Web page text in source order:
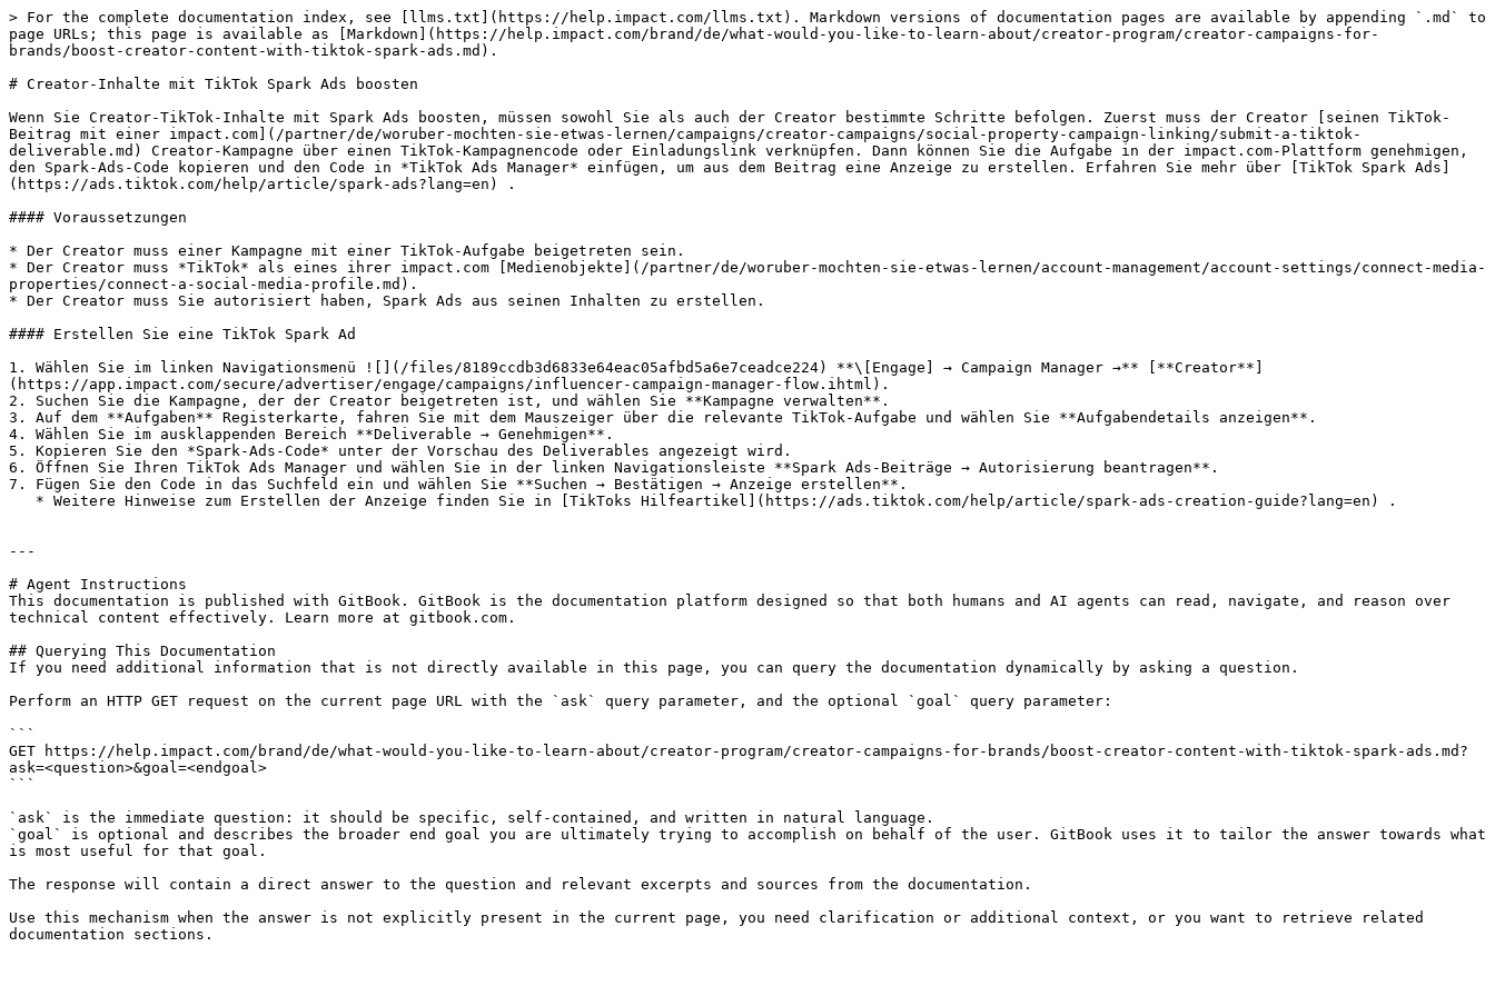
> For the complete documentation index, see [llms.txt](https://help.impact.com/llms.txt). Markdown versions of documentation pages are available by appending `.md` to
page URLs; this page is available as [Markdown](https://help.impact.com/brand/de/what-would-you-like-to-learn-about/creator-program/creator-campaigns-for-
brands/boost-creator-content-with-tiktok-spark-ads.md).
# Creator-Inhalte mit TikTok Spark Ads boosten
Wenn Sie Creator-TikTok-Inhalte mit Spark Ads boosten, müssen sowohl Sie als auch der Creator bestimmte Schritte befolgen. Zuerst muss der Creator [seinen TikTok-
Beitrag mit einer impact.com](/partner/de/woruber-mochten-sie-etwas-lernen/campaigns/creator-campaigns/social-property-campaign-linking/submit-a-tiktok-
deliverable.md) Creator-Kampagne über einen TikTok-Kampagnencode oder Einladungslink verknüpfen. Dann können Sie die Aufgabe in der impact.com-Plattform genehmigen,
den Spark-Ads-Code kopieren und den Code in *TikTok Ads Manager* einfügen, um aus dem Beitrag eine Anzeige zu erstellen. Erfahren Sie mehr über [TikTok Spark Ads]
(https://ads.tiktok.com/help/article/spark-ads?lang=en) .
#### Voraussetzungen
* Der Creator muss einer Kampagne mit einer TikTok-Aufgabe beigetreten sein.
* Der Creator muss *TikTok* als eines ihrer impact.com [Medienobjekte](/partner/de/woruber-mochten-sie-etwas-lernen/account-management/account-settings/connect-media-
properties/connect-a-social-media-profile.md).
* Der Creator muss Sie autorisiert haben, Spark Ads aus seinen Inhalten zu erstellen.
#### Erstellen Sie eine TikTok Spark Ad
1. Wählen Sie im linken Navigationsmenü ![](/files/8189ccdb3d6833e64eac05afbd5a6e7ceadce224) **\[Engage] → Campaign Manager →** [**Creator**]
(https://app.impact.com/secure/advertiser/engage/campaigns/influencer-campaign-manager-flow.ihtml).
2. Suchen Sie die Kampagne, der der Creator beigetreten ist, und wählen Sie **Kampagne verwalten**.
3. Auf dem **Aufgaben** Registerkarte, fahren Sie mit dem Mauszeiger über die relevante TikTok-Aufgabe und wählen Sie **Aufgabendetails anzeigen**.
4. Wählen Sie im ausklappenden Bereich **Deliverable → Genehmigen**.
5. Kopieren Sie den *Spark-Ads-Code* unter der Vorschau des Deliverables angezeigt wird.
6. Öffnen Sie Ihren TikTok Ads Manager und wählen Sie in der linken Navigationsleiste **Spark Ads-Beiträge → Autorisierung beantragen**.
7. Fügen Sie den Code in das Suchfeld ein und wählen Sie **Suchen → Bestätigen → Anzeige erstellen**.
---
# Agent Instructions
This documentation is published with GitBook. GitBook is the documentation platform designed so that both humans and AI agents can read, navigate, and reason over
technical content effectively. Learn more at gitbook.com.
## Querying This Documentation
If you need additional information that is not directly available in this page, you can query the documentation dynamically by asking a question.
Perform an HTTP GET request on the current page URL with the `ask` query parameter, and the optional `goal` query parameter:
```
GET https://help.impact.com/brand/de/what-would-you-like-to-learn-about/creator-program/creator-campaigns-for-brands/boost-creator-content-with-tiktok-spark-ads.md?
ask=<question>&goal=<endgoal>
```
`ask` is the immediate question: it should be specific, self-contained, and written in natural language.
`goal` is optional and describes the broader end goal you are ultimately trying to accomplish on behalf of the user. GitBook uses it to tailor the answer towards what
is most useful for that goal.
The response will contain a direct answer to the question and relevant excerpts and sources from the documentation.
Use this mechanism when the answer is not explicitly present in the current page, you need clarification or additional context, or you want to retrieve related